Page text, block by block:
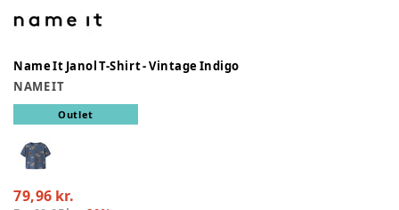
Name It Janol T-Shirt - Vintage Indigo
NAME IT
Outlet
79,96 kr.